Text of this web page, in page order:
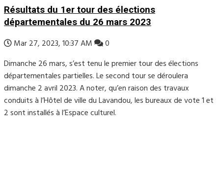
Résultats du 1er tour des élections
départementales du 26 mars 2023
Mar 27, 2023, 10:37 AM
0
Dimanche 26 mars, s’est tenu le premier tour des élections
départementales partielles. Le second tour se déroulera
dimanche 2 avril 2023. A noter, qu’en raison des travaux
conduits à l’Hôtel de ville du Lavandou, les bureaux de vote 1 et
2 sont installés à l’Espace culturel.